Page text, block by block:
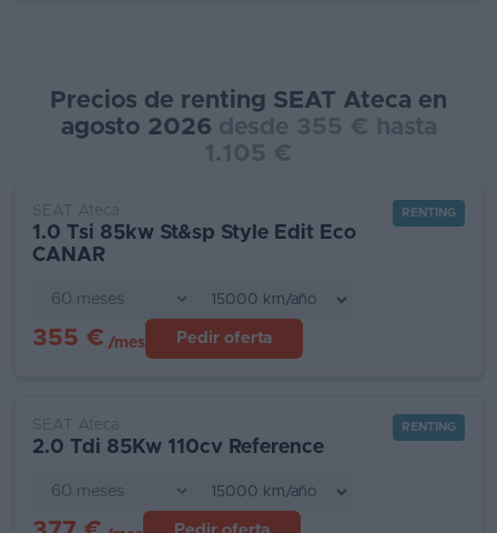
Precios de renting SEAT Ateca en
agosto 2026 desde 355 € hasta
1.105 €
SEAT Ateca
1.0 Tsi 85kw St&sp Style Edit Eco
CANAR
RENTING
355 € /mes Pedir oferta
SEAT Ateca
2.0 Tdi 85Kw 110cv Reference
RENTING